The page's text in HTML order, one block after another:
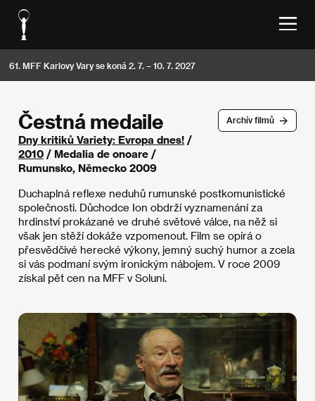
61. MFF Karlovy Vary se koná 2. 7. – 10. 7. 2027
Archív filmů
Čestná medaile
Dny kritiků Variety: Evropa dnes! /
2010 / Medalia de onoare /
Rumunsko, Německo 2009
Duchaplná reflexe neduhů rumunské postkomunistické
společnosti. Důchodce Ion obdrží vyznamenání za
hrdinství prokázané ve druhé světové válce, na něž si
však jen stěží dokáže vzpomenout. Film se opírá o
přesvědčivé herecké výkony, jemný suchý humor a zcela
si vás podmaní svým ironickým nábojem. V roce 2009
získal pět cen na MFF v Soluni.